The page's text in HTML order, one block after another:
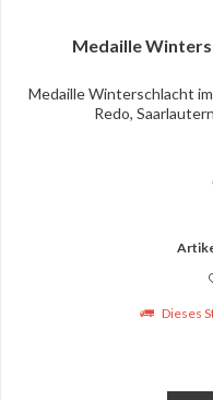
Medaille
Medaille Winterschlacht
Redo,
Dieses